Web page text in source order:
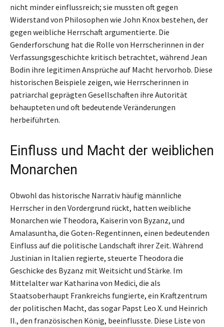
nicht minder einflussreich; sie mussten oft gegen
Widerstand von Philosophen wie John Knox bestehen, der
gegen weibliche Herrschaft argumentierte. Die
Genderforschung hat die Rolle von Herrscherinnen in der
Verfassungsgeschichte kritisch betrachtet, während Jean
Bodin ihre legitimen Ansprüche auf Macht hervorhob. Diese
historischen Beispiele zeigen, wie Herrscherinnen in
patriarchal geprägten Gesellschaften ihre Autorität
behaupteten und oft bedeutende Veränderungen
herbeiführten.
Einfluss und Macht der weiblichen
Monarchen
Obwohl das historische Narrativ häufig männliche
Herrscher in den Vordergrund rückt, hatten weibliche
Monarchen wie Theodora, Kaiserin von Byzanz, und
Amalasuntha, die Goten-Regentinnen, einen bedeutenden
Einfluss auf die politische Landschaft ihrer Zeit. Während
Justinian in Italien regierte, steuerte Theodora die
Geschicke des Byzanz mit Weitsicht und Stärke. Im
Mittelalter war Katharina von Medici, die als
Staatsoberhaupt Frankreichs fungierte, ein Kraftzentrum
der politischen Macht, das sogar Papst Leo X. und Heinrich
II., den französischen König, beeinflusste. Diese Liste von